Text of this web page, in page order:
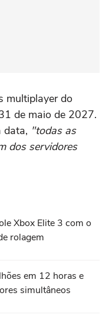
multiplayer do
de maio de 2027.
data, "todas as
dos servidores
Xbox Elite 3 com o
rolagem
em 12 horas e
simultâneos